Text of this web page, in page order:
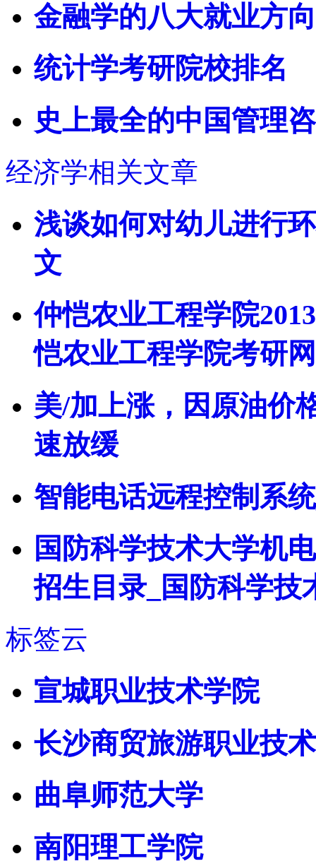
金融学的八大就业方
统计学考研院校排名
史上最全的中国管理
经济学相关文章
浅谈如何对幼儿进行
文
仲恺农业工程学院
恺农业工程学院考研网
美/加上涨，因原油价
速放缓
智能电话远程控制系
国防科学技术大学机
招生目录_国防科学技
标签云
宣城职业技术学院
长沙商贸旅游职业技
曲阜师范大学
南阳理工学院